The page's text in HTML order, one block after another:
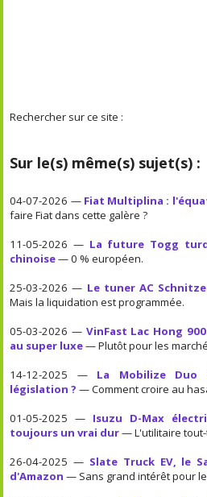
Rechercher sur ce site :
Sur le(s) même(s) sujet(s) :
04-07-2026 — Fiat Multiplina :
faire Fiat dans cette galère ?
11-05-2026 — La future Togg
chinoise— 0 % européen.
25-03-2026 — Le tuner AC
Mais la liquidation est programmée.
05-03-2026 — VinFast Lac Hong
au super luxe— Plutôt pour les
14-12-2025 — La Mobilize Duo
législation ? — Comment croire au
01-05-2025 — Isuzu D-Max
toujours un vrai dur— L'utilitaire
26-04-2025 — Slate Truck EV, le
d'Amazon — Sans grand intérêt pour